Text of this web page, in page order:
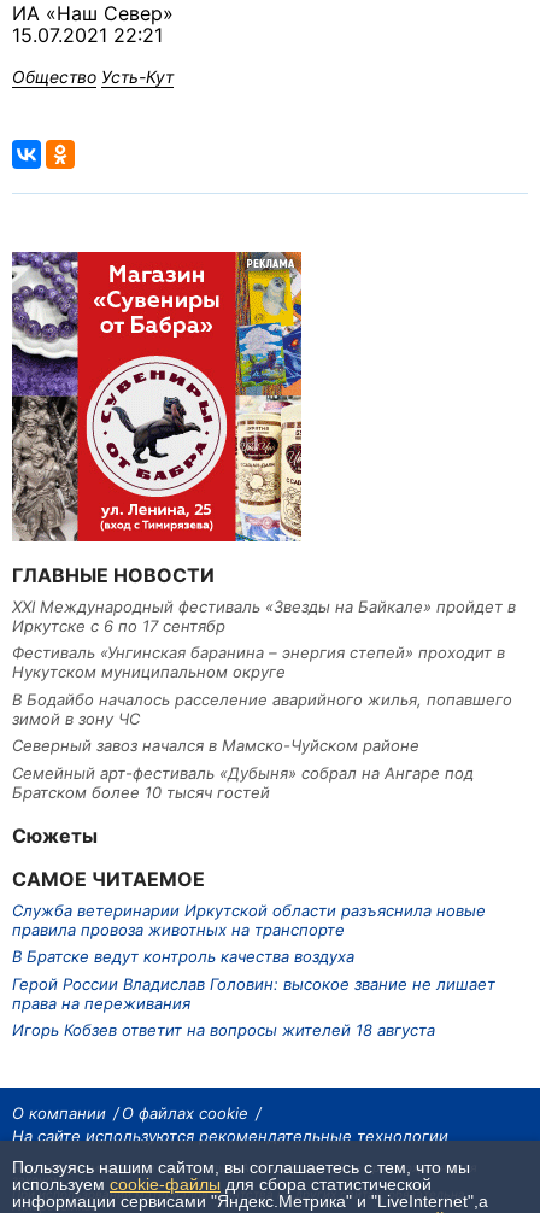
ИА «Наш Север»
15.07.2021 22:21
Общество Усть-Кут
ГЛАВНЫЕ НОВОСТИ
XXI Международный фестиваль «Звезды на Байкале» пройдет в
Иркутске с 6 по 17 сентябр
Фестиваль «Унгинская баранина – энергия степей» проходит в
Нукутском муниципальном округе
В Бодайбо началось расселение аварийного жилья, попавшего
зимой в зону ЧС
Северный завоз начался в Мамско-Чуйском районе
Семейный арт-фестиваль «Дубыня» собрал на Ангаре под
Братском более 10 тысяч гостей
Сюжеты
САМОЕ ЧИТАЕМОЕ
Служба ветеринарии Иркутской области разъяснила новые
правила провоза животных на транспорте
В Братске ведут контроль качества воздуха
Герой России Владислав Головин: высокое звание не лишает
права на переживания
Игорь Кобзев ответит на вопросы жителей 18 августа
О компании
О файлах cookie
На сайте используются рекомендательные технологии
На сайте размещаются материалы ИА «Наш Север». Все права охраняются
законом.
При использовании материалов агентства на других сайтах, обязательна
гиперссылка.
Пользуясь нашим сайтом, вы соглашаетесь с тем, что мы
используем cookie-файлы для сбора статистической
информации сервисами "Яндекс.Метрика" и "LiveInternet",а